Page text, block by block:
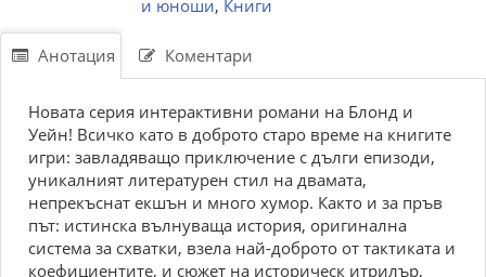
и юноши, Книги
Анотация Коментари
Новата серия интерактивни романи на Блонд и
Уейн! Всичко като в доброто старо време на книгите
игри: завладяващо приключение с дълги епизоди,
уникалният литературен стил на двамата,
непрекъснат екшън и много хумор. Както и за пръв
път: истинска вълнуваща история, оригинална
система за схватки, взела най-доброто от тактиката и
коефициентите, и сюжет на историческ итрилър,